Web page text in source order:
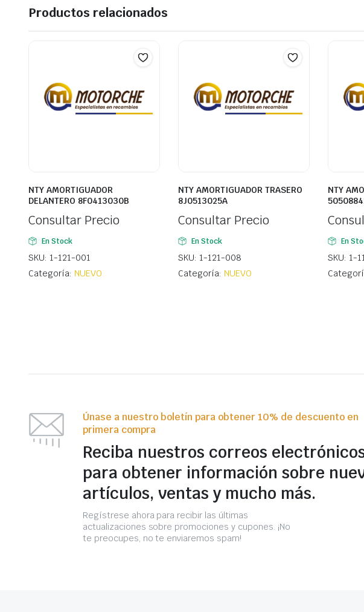
Productos relacionados
NTY AMORTIGUADOR
DELANTERO 8F0413030B
Consultar Precio
En Stock
SKU: 1-121-001
Categoría: NUEVO
NTY AMORTIGUADOR TRASERO
8J0513025A
Consultar Precio
En Stock
SKU: 1-121-008
Categoría: NUEVO
NTY
En
SKU: 1-
Únase a nuestro boletín para obtener 10% de descuento en
primera compra
Reciba nuestros correos
para obtener información sobre
artículos, ventas y mucho más.
Regístrese ahora para recibir las últimas
actualizaciones sobre promociones y cupones. ¡No
te preocupes, no te enviaremos spam!